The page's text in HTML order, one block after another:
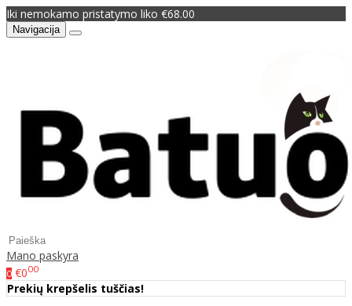
Iki nemokamo pristatymo liko €68.00
Navigacija
Mano paskyra
0 €000
Prekių krepšelis tuščias!